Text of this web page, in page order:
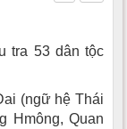
tra 53 dân tộc
(ngữ hệ Thái
Hmông, Quan